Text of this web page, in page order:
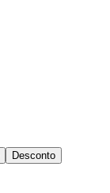
Desconto